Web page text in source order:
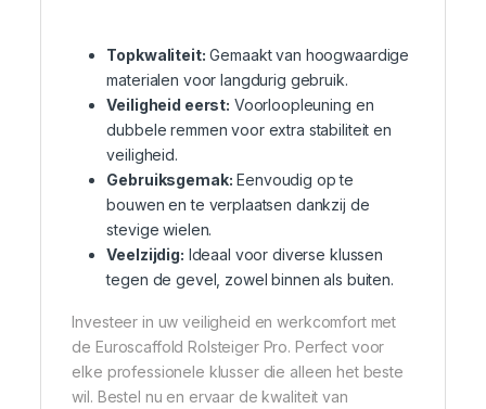
Topkwaliteit: Gemaakt van hoogwaardige
materialen voor langdurig gebruik.
Veiligheid eerst: Voorloopleuning en
dubbele remmen voor extra stabiliteit en
veiligheid.
Gebruiksgemak: Eenvoudig op te
bouwen en te verplaatsen dankzij de
stevige wielen.
Veelzijdig: Ideaal voor diverse klussen
tegen de gevel, zowel binnen als buiten.
Investeer in uw veiligheid en werkcomfort met
de Euroscaffold Rolsteiger Pro. Perfect voor
elke professionele klusser die alleen het beste
wil. Bestel nu en ervaar de kwaliteit van